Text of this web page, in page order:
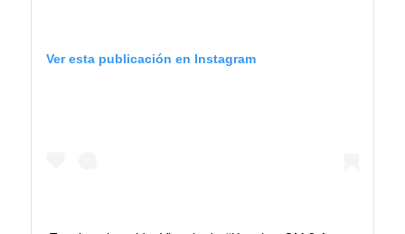
Ver esta publicación en Instagram